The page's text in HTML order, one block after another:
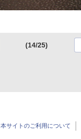
(14/25)
本サイトのご利用について